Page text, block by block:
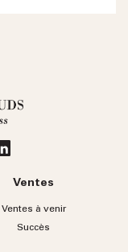
Ventes
Ventes à venir
Succès